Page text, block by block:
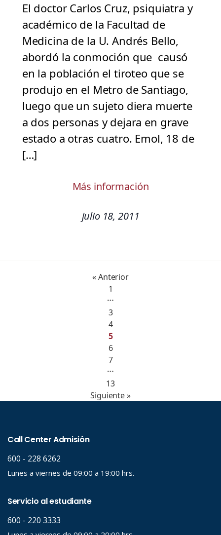
El doctor Carlos Cruz, psiquiatra y
académico de la Facultad de
Medicina de la U. Andrés Bello,
abordó la conmoción que causó
en la población el tiroteo que se
produjo en el Metro de Santiago,
luego que un sujeto diera muerte
a dos personas y dejara en grave
estado a otras cuatro. Emol, 18 de
[…]
Más información
julio 18, 2011
« Anterior
1
…
3
4
5
6
7
…
13
Siguiente »